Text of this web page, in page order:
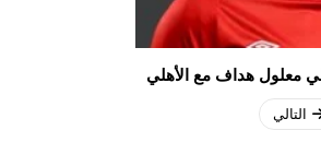
معلول هداف مع الأهلي
التالي